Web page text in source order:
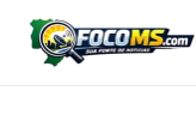
para